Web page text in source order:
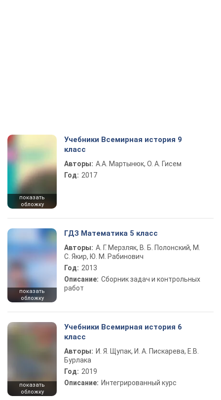
показать
обложку
Учебники Всемирная история 9
класс
Авторы: А.А. Мартынюк, О. А. Гисем
Год: 2017
показать
обложку
ГДЗ Математика 5 класс
Авторы: А. Г. Мерзляк, В. Б. Полонский, М.
С. Якир, Ю. М. Рабинович
Год: 2013
Описание: Сборник задач и контрольных
работ
показать
обложку
Учебники Всемирная история 6
класс
Авторы: И. Я. Щупак, И. А. Пискарева, Е.В.
Бурлака
Год: 2019
Описание: Интегрированный курс